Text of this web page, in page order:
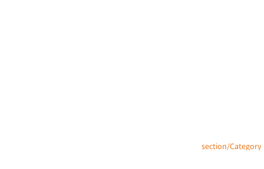
section/Category